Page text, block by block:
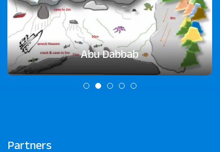
Abu Dabbab
Partners